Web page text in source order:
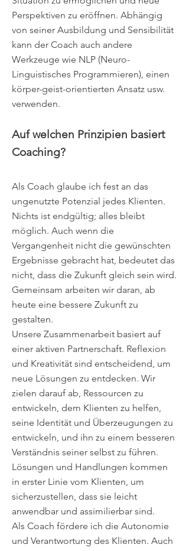
Perspektiven zu eröffnen. Abhängig
von seiner Ausbildung und Sensibilität
kann der Coach auch andere
Werkzeuge wie NLP (Neuro-
Linguistisches Programmieren), einen
körper-geist-orientierten Ansatz usw.
verwenden.
Auf welchen Prinzipien basiert
Coaching?
Als Coach glaube ich fest an das
ungenutzte Potenzial jedes Klienten.
Nichts ist endgültig; alles bleibt
möglich. Auch wenn die
Vergangenheit nicht die gewünschten
Ergebnisse gebracht hat, bedeutet das
nicht, dass die Zukunft gleich sein wird.
Gemeinsam arbeiten wir daran, ab
heute eine bessere Zukunft zu
gestalten.
Unsere Zusammenarbeit basiert auf
einer aktiven Partnerschaft. Reflexion
und Kreativität sind entscheidend, um
neue Lösungen zu entdecken. Wir
zielen darauf ab, Ressourcen zu
entwickeln, dem Klienten zu helfen,
seine Identität und Überzeugungen zu
entwickeln, und ihn zu einem besseren
Verständnis seiner selbst zu führen.
Lösungen und Handlungen kommen
in erster Linie vom Klienten, um
sicherzustellen, dass sie leicht
anwendbar und assimilierbar sind.
Als Coach fördere ich die Autonomie
und Verantwortung des Klienten. Auch